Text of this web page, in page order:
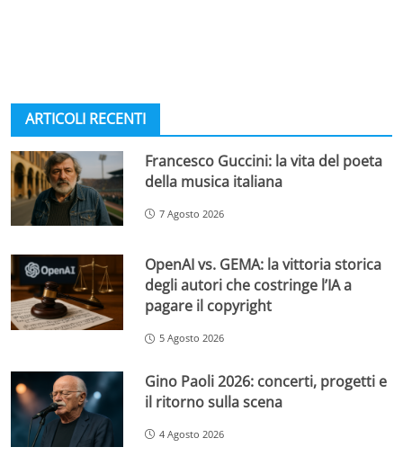
ARTICOLI RECENTI
Francesco Guccini: la vita del poeta
della musica italiana
7 Agosto 2026
OpenAI vs. GEMA: la vittoria storica
degli autori che costringe l’IA a
pagare il copyright
5 Agosto 2026
Gino Paoli 2026: concerti, progetti e
il ritorno sulla scena
4 Agosto 2026